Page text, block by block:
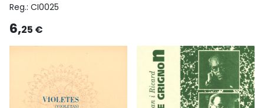
Reg.: CI0025
6,25 €